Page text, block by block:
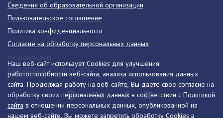
Наш веб-сайт использует Cookies для улучшения
работоспособности веб-сайта, анализа использования данных
сайта. Продолжая работу на веб-сайте, Вы даете свое согласие на
обработку своих персональных данных в соответствии с Политикой
сайта в отношении персональных данных, опубликованной на
нашем веб-сайте. Вы можете запретить обработку Cookies в
Сведения об образовательной организации
Пользовательское соглашение
Политика конфиденциальности
Согласие на обработку персональных данных
Разработано в Victory